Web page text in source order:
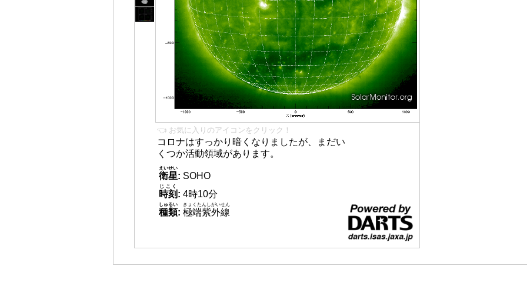
👈 お気に入りのアイコンをクリック！
コロナはすっかり暗くなりましたが、まだい
くつか活動領域があります。
衛星
えいせい
: SOHO
時刻
じこく
: 4時10分
種類
しゅるい
: 極端紫外線
きょくたんしがいせん